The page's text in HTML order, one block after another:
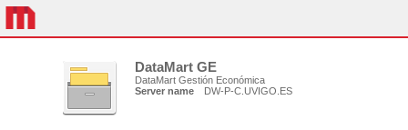
DataMart GE
DataMart Gestión Económica
Server name
DW-P-C.UVIGO.ES